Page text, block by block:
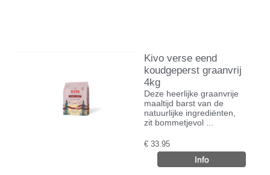
Kivo verse eend
koudgeperst graanvrij
4kg
Deze heerlijke graanvrije
maaltijd barst van de
natuurlijke ingrediënten,
zit bommetjevol ...
€ 33.95